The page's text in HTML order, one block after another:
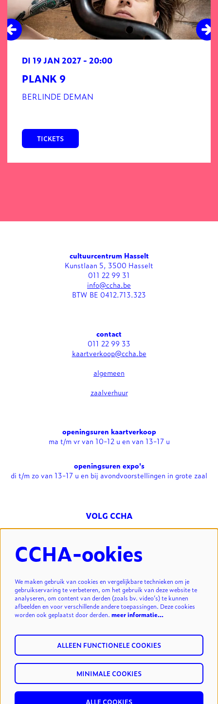
PLANK 9
BERLINDE DEMAN
DI 19 JAN 2027 - 20:00
TICKETS
cultuurcentrum Hasselt
Kunstlaan 5, 3500 Hasselt
011 22 99 31
info@ccha.be
BTW BE 0412.713.323
contact
011 22 99 33
kaartverkoop@ccha.be
algemeen
zaalverhuur
openingsuren kaartverkoop
ma t/m vr van 10-12 u en van 13-17 u
openingsuren expo's
di t/m zo van 13-17 u en bij avondvoorstellingen in grote zaal
VOLG CCHA
INSCHRIJVEN
© cultuurcentrum Hasselt vzw.privacy & disclaimer
reset
CCHA-ookies
We maken gebruik van cookies en vergelijkbare technieken om je
gebruikservaring te verbeteren, om het gebruik van deze website te
analyseren, om content van derden (zoals bv. video’s) te kunnen
afbeelden en voor verschillende andere toepassingen. Deze cookies
worden ook geplaatst door derden. meer informatie…
ALLEEN FUNCTIONELE COOKIES
MINIMALE COOKIES
ALLE COOKIES